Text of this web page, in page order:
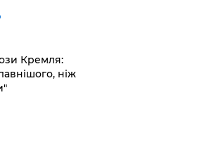
Кремля:
ніж